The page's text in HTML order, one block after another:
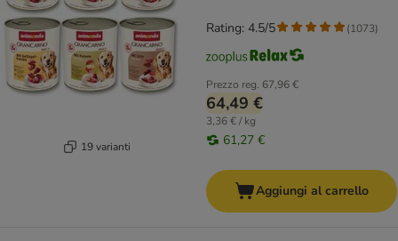
19 varianti
Prezzo reg. 67,96 €
64,49 €
3,36 € / kg
61,27 €
Rating: 4.5/5 (1073)
Aggiungi al carrello